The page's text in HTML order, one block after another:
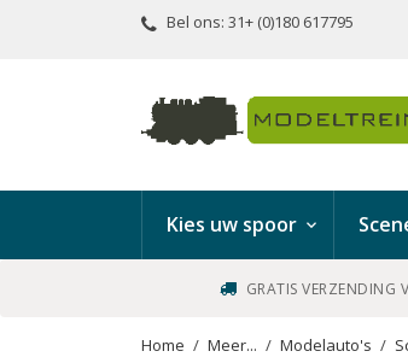
Bel ons: 31+ (0)180 617795
Kies uw spoor
GRATIS VERZENDING
Home Meer... Modelauto's